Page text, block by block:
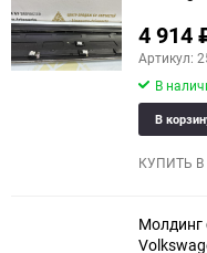
еще 5 фото
4 914
Артикул:
В
В
КУПИТЬ В
Молдинг